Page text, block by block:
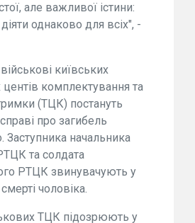
але важливої істини:
однаково для всіх", -
київських
центів комплектування та
(ТЦК) постануть
про загибель
Заступника начальника
та солдата
РТЦК звинувачують у
чоловіка.
ТЦК підозрюють у